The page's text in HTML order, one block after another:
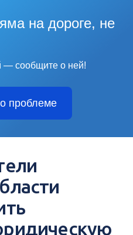
на дороге, не
— сообщите о ней!
проблеме